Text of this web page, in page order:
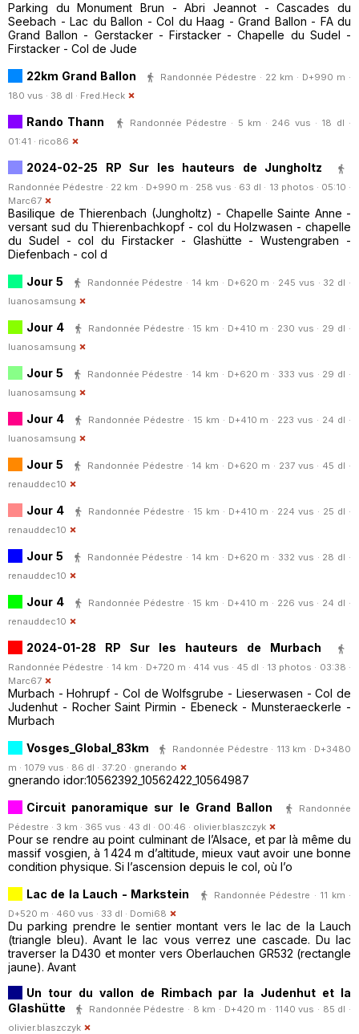
Parking du Monument Brun - Abri Jeannot - Cascades du
Seebach - Lac du Ballon - Col du Haag - Grand Ballon - FA du
Grand Ballon - Gerstacker - Firstacker - Chapelle du Sudel -
Firstacker - Col de Jude
22km Grand Ballon
Randonnée Pédestre · 22 km · D+990 m ·
180 vus · 38 dl · Fred.Heck
Rando Thann
Randonnée Pédestre · 5 km · 246 vus · 18 dl ·
01:41 · rico86
2024-02-25 RP Sur les hauteurs de Jungholtz
Randonnée Pédestre · 22 km · D+990 m · 258 vus · 63 dl · 13 photos · 05:10 ·
Marc67
Basilique de Thierenbach (Jungholtz) - Chapelle Sainte Anne -
versant sud du Thierenbachkopf - col du Holzwasen - chapelle
du Sudel - col du Firstacker - Glashütte - Wustengraben -
Diefenbach - col d
Jour 5
Randonnée Pédestre · 14 km · D+620 m · 245 vus · 32 dl ·
luanosamsung
Jour 4
Randonnée Pédestre · 15 km · D+410 m · 230 vus · 29 dl ·
luanosamsung
Jour 5
Randonnée Pédestre · 14 km · D+620 m · 333 vus · 29 dl ·
luanosamsung
Jour 4
Randonnée Pédestre · 15 km · D+410 m · 223 vus · 24 dl ·
luanosamsung
Jour 5
Randonnée Pédestre · 14 km · D+620 m · 237 vus · 45 dl ·
renauddec10
Jour 4
Randonnée Pédestre · 15 km · D+410 m · 224 vus · 25 dl ·
renauddec10
Jour 5
Randonnée Pédestre · 14 km · D+620 m · 332 vus · 28 dl ·
renauddec10
Jour 4
Randonnée Pédestre · 15 km · D+410 m · 226 vus · 24 dl ·
renauddec10
2024-01-28 RP Sur les hauteurs de Murbach
Randonnée Pédestre · 14 km · D+720 m · 414 vus · 45 dl · 13 photos · 03:38 ·
Marc67
Murbach - Hohrupf - Col de Wolfsgrube - Lieserwasen - Col de
Judenhut - Rocher Saint Pirmin - Ebeneck - Munsteraeckerle -
Murbach
Vosges_Global_83km
Randonnée Pédestre · 113 km · D+3480
m · 1079 vus · 86 dl · 37:20 · gnerando
gnerando idor:10562392_10562422_10564987
Circuit panoramique sur le Grand Ballon
Randonnée
Pédestre · 3 km · 365 vus · 43 dl · 00:46 · olivier.blaszczyk
Pour se rendre au point culminant de l’Alsace, et par là même du
massif vosgien, à 1 424 m d’altitude, mieux vaut avoir une bonne
condition physique. Si l’ascension depuis le col, où l’o
Lac de la Lauch - Markstein
Randonnée Pédestre · 11 km ·
D+520 m · 460 vus · 33 dl · Domi68
Du parking prendre le sentier montant vers le lac de la Lauch
(triangle bleu). Avant le lac vous verrez une cascade. Du lac
traverser la D430 et monter vers Oberlauchen GR532 (rectangle
jaune). Avant
Un tour du vallon de Rimbach par la Judenhut et la
Glashütte
Randonnée Pédestre · 8 km · D+420 m · 1140 vus · 85 dl ·
olivier.blaszczyk